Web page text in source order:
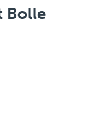
Bolle